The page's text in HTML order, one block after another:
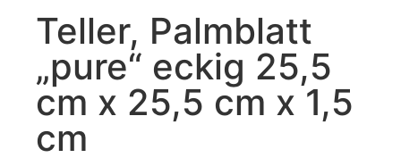
Teller, Palmblatt
„pure“ eckig 25,5
cm x 25,5 cm x 1,5
cm